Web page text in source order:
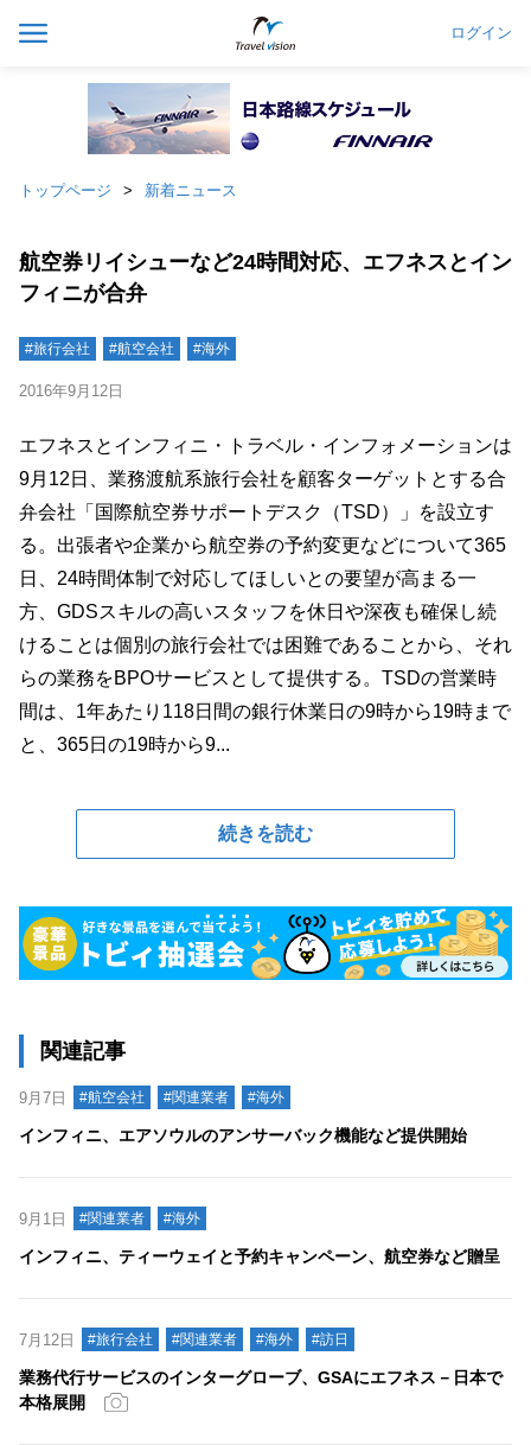
ログイン
トップページ 新着ニュース
航空券リイシューなど24時間対応、エフネスとイン
フィニが合弁
#旅行会社 #航空会社 #海外
2016年9月12日
エフネスとインフィニ・トラベル・インフォメーションは
9月12日、業務渡航系旅行会社を顧客ターゲットとする合
弁会社「国際航空券サポートデスク（TSD）」を設立す
る。出張者や企業から航空券の予約変更などについて365
日、24時間体制で対応してほしいとの要望が高まる一
方、GDSスキルの高いスタッフを休日や深夜も確保し続
けることは個別の旅行会社では困難であることから、それ
らの業務をBPOサービスとして提供する。TSDの営業時
間は、1年あたり118日間の銀行休業日の9時から19時まで
と、365日の19時から9...
続きを読む
関連記事
9月7日 #航空会社 #関連業者 #海外
インフィニ、エアソウルのアンサーバック機能など提供開始
9月1日 #関連業者 #海外
インフィニ、ティーウェイと予約キャンペーン、航空券など贈呈
7月12日 #旅行会社 #関連業者 #海外 #訪日
業務代行サービスのインターグローブ、GSAにエフネス－日本で
本格展開